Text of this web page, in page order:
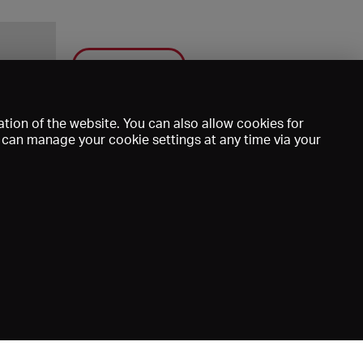
Save
of the website. You can also allow cookies for
manage your cookie settings at any time via your